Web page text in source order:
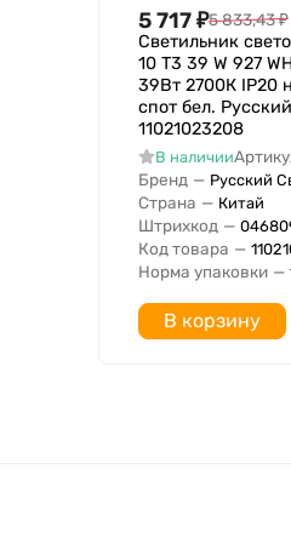
ПРА в комплекте
Перфорированный
Аварийное
Класс
5 717₽5 833,43₽
Светильник
10 T3 39 W 927
39Вт 2700К IP20
спот бел.
11021023208
В наличии
Бренд — Русский
Страна — Китай
Штрихкод —
Код товара —
Норма упаковки —
В корзину